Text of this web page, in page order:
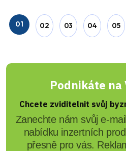
01 02 03 04 05
Podnikáte na
Chcete zviditelnit svůj
Zanechte nám svůj e-
nabídku inzertních
přesně pro vás.